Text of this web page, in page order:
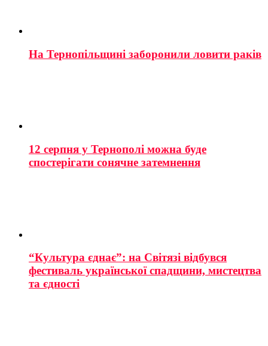
На Тернопільщині заборонили ловити раків
12 серпня у Тернополі можна буде
спостерігати сонячне затемнення
“Культура єднає”: на Світязі відбувся
фестиваль української спадщини, мистецтва
та єдності